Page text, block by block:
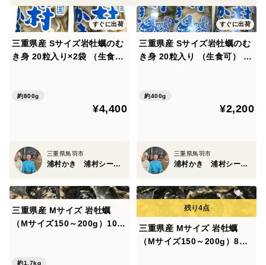
をご記入の上ご注文くださいませ。
到着希望指定がない場合は準備ができ次第、最短で発送
させていただきます。
キのアヒージョなどなど、アイディア次第で様々な料理
れば
みんなテンション上がること間違いなし！
BBQに牡蠣をプラスしてみても良いですよね。
もちろん贈り物としても喜んでいただけると思います。
すぐに出荷
三重県産 Sサイズ岩牡蠣のむ
き身 20粒入り×2袋 （生食
約800g
¥4,400
三重県鳥羽市
浦村かき 浦村シーファーム
すぐに出荷
三重県産 Sサイズ岩牡蠣のむ
き身 20粒入り （生食可） 濃
約400g
¥2,200
三重県鳥羽市
浦村かき 浦村シーファーム
三重県産 Mサイズ 岩牡蠣
（Mサイズ150～200g）10個
約1.7kg
三重県産 Mサイズ 岩牡蠣
（Mサイズ150～200g）8個